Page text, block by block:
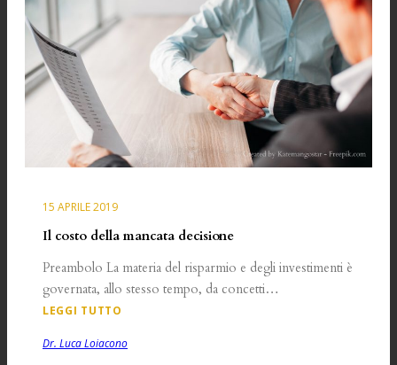
15 APRILE 2019
Il costo della mancata decisione
Preambolo La materia del risparmio e degli investimenti è
governata, allo stesso tempo, da concetti…
LEGGI TUTTO
Dr. Luca Loiacono